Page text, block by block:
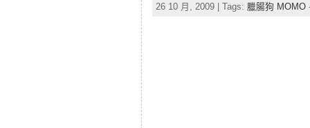
26 10 月, 2009 | Tags: 臘腸狗 MOMO